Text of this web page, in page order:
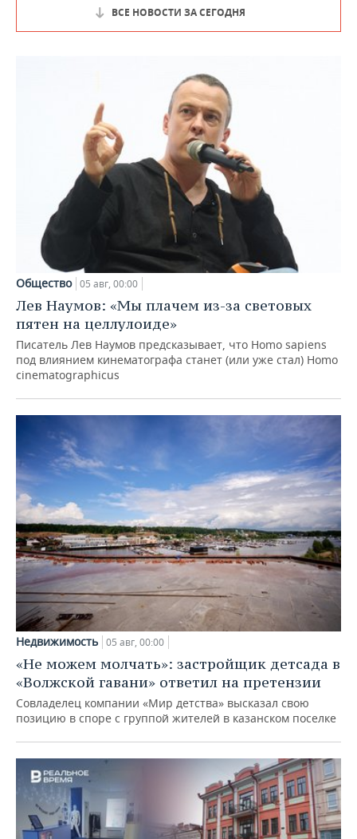
ВСЕ НОВОСТИ ЗА СЕГОДНЯ
Общество 05 авг, 00:00
Лев Наумов: «Мы плачем из-за световых
пятен на целлулоиде»
Писатель Лев Наумов предсказывает, что Homo sapiens
под влиянием кинематографа станет (или уже стал) Homo
cinematographicus
Недвижимость 05 авг, 00:00
«Не можем молчать»: застройщик детсада в
«Волжской гавани» ответил на претензии
Совладелец компании «Мир детства» высказал свою
позицию в споре с группой жителей в казанском поселке